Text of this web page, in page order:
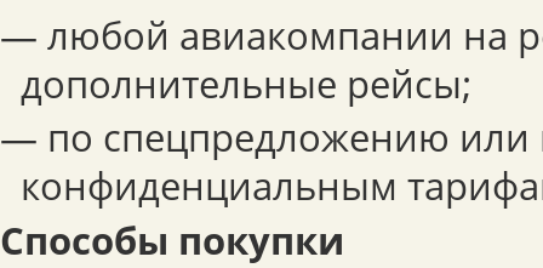
— любой авиакомпании на
дополнительные рейсы;
— по спецпредложению или
конфиденциальным
Способы покупки